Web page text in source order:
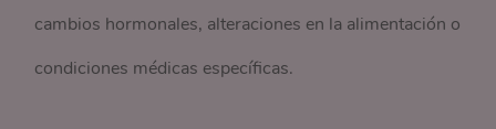
cambios hormonales, alteraciones en la alimentación o
condiciones médicas específicas.